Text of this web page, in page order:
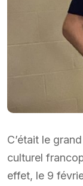
C’était le
culturel
effet, le 9